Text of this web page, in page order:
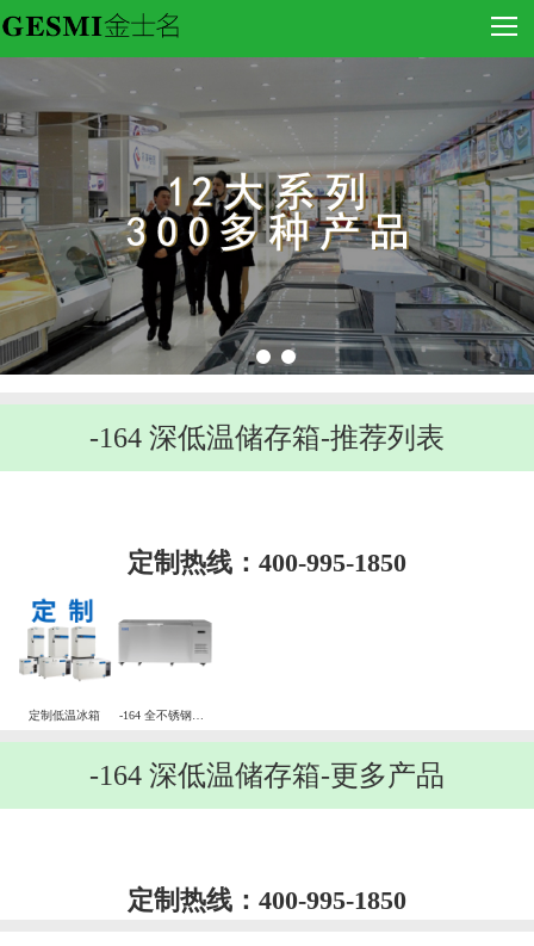
-164 深低温储存箱-推荐列表
定制热线：400-995-1850
定制低温冰箱
-164 深低温储存箱-更多产品
定制热线：400-995-1850